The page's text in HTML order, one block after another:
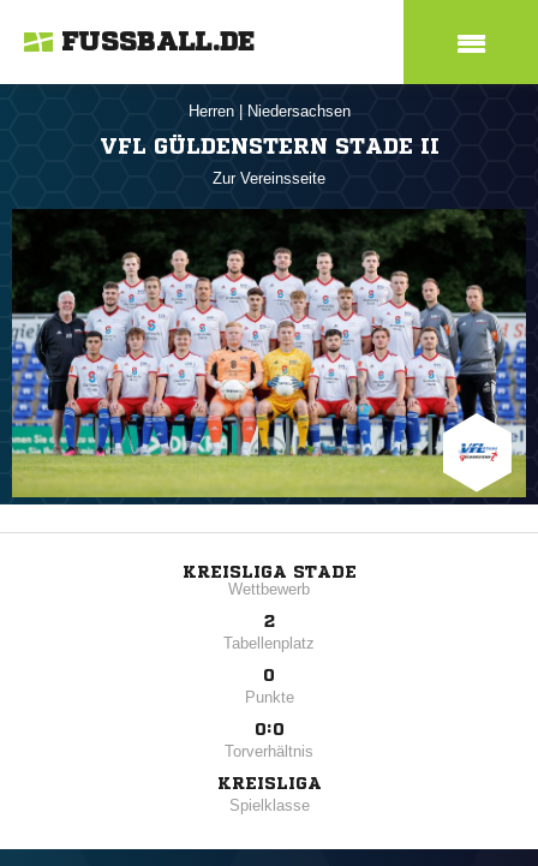
FUSSBALL.DE
Herren Niedersachsen
VFL GÜLDENSTERN STADE II
Zur Vereinsseite
KREISLIGA STADE
Wettbewerb
2
Tabellenplatz
0
Punkte
0:0
Torverhältnis
KREISLIGA
Spielklasse